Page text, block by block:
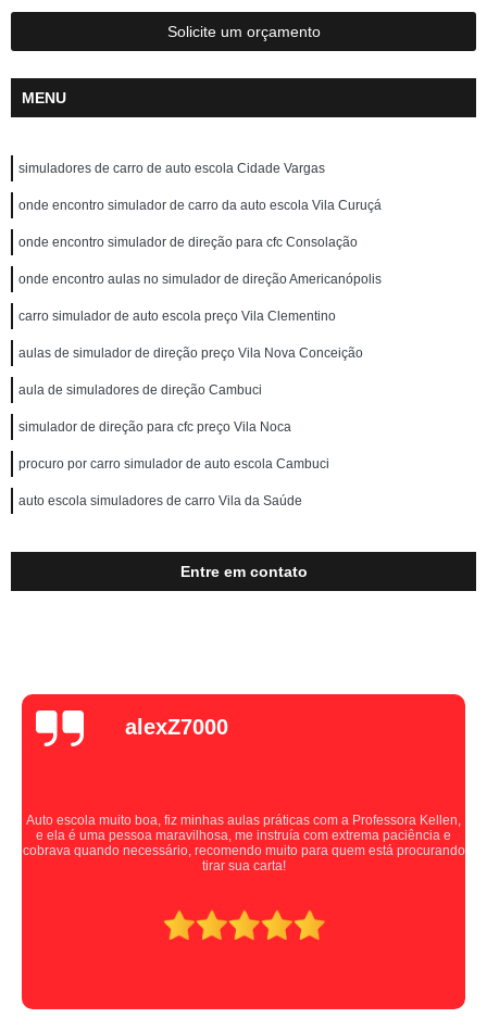
Solicite um orçamento
MENU
simuladores de carro de auto escola Cidade Vargas
onde encontro simulador de carro da auto escola Vila Curuçá
onde encontro simulador de direção para cfc Consolação
onde encontro aulas no simulador de direção Americanópolis
carro simulador de auto escola preço Vila Clementino
aulas de simulador de direção preço Vila Nova Conceição
aula de simuladores de direção Cambuci
simulador de direção para cfc preço Vila Noca
procuro por carro simulador de auto escola Cambuci
auto escola simuladores de carro Vila da Saúde
Entre em contato
alexZ7000
Auto escola muito boa, fiz minhas aulas práticas com a Professora Kellen,
e ela é uma pessoa maravilhosa, me instruía com extrema paciência e
cobrava quando necessário, recomendo muito para quem está procurando
tirar sua carta!